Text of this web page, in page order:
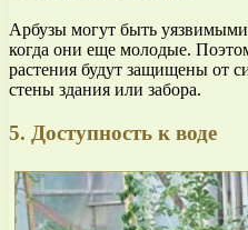
Арбузы могут быть
когда они еще молодые.
растения будут защищены от
стены здания или забора.
5. Доступность к воде